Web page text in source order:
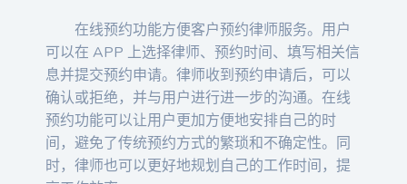
在线预约功能方便客户预约律师服务。用户
可以在 APP 上选择律师、预约时间、填写相关信
息并提交预约申请。律师收到预约申请后，可以
确认或拒绝，并与用户进行进一步的沟通。在线
预约功能可以让用户更加方便地安排自己的时
间，避免了传统预约方式的繁琐和不确定性。同
时，律师也可以更好地规划自己的工作时间，提